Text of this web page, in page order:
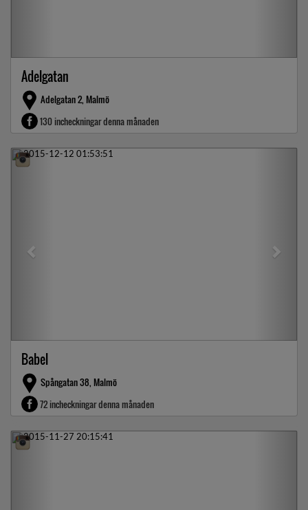
Adelgatan
Adelgatan 2, Malmö
130 incheckningar denna månaden
Previous
Babel
Spångatan 38, Malmö
72 incheckningar denna månaden
Previous